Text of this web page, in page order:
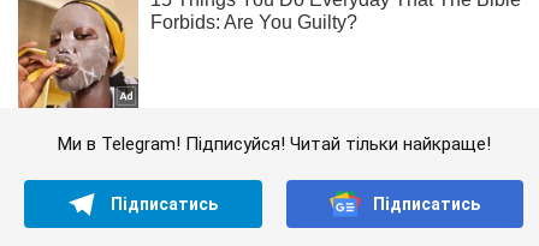
Ми в Telegram! Підписуйся! Читай тільки найкраще!
Підписатись Підписатись